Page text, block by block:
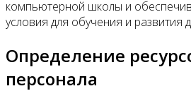
компьютерной школы и
условия для обучения и развития
Определение
персонала